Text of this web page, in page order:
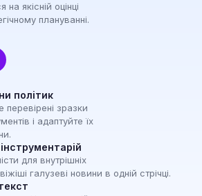
якісній оцінці
плануванні.
політик
перевірені зразки
і адаптуйте їх
для внутрішніх
галузеві новини в одній стрічці.